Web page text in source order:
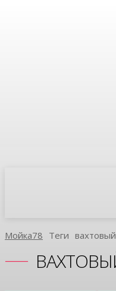
Мойка78 Теги